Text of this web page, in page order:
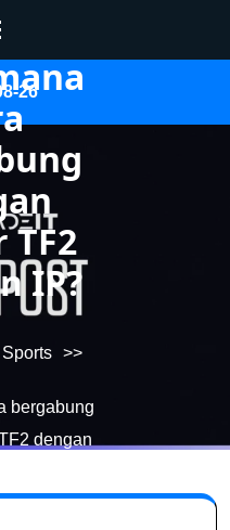
26
TF2
IP?
Sports >>
bergabung
dengan